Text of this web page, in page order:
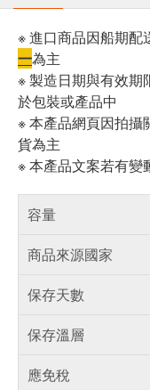
※ 進口商品因船期配
一為主
※ 製造日期與有效期
於包裝或產品中
※ 本產品網頁因拍攝
貨為主
※ 本產品文案若有變
容量
商品來源國家
保存天數
保存溫層
應免稅